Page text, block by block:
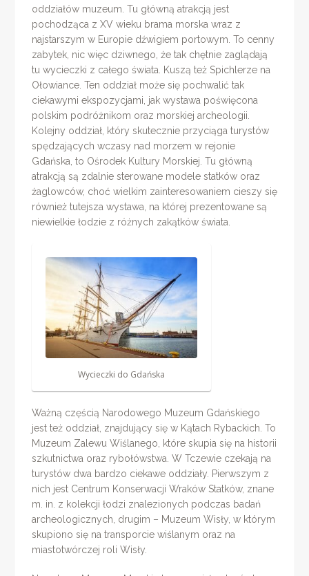
oddziałów muzeum. Tu główną atrakcją jest
pochodząca z XV wieku brama morska wraz z
najstarszym w Europie dźwigiem portowym. To cenny
zabytek, nic więc dziwnego, że tak chętnie zaglądają
tu wycieczki z całego świata. Kuszą też Spichlerze na
Ołowiance. Ten oddział może się pochwalić tak
ciekawymi ekspozycjami, jak wystawa poświęcona
polskim podróżnikom oraz morskiej archeologii.
Kolejny oddział, który skutecznie przyciąga turystów
spędzających wczasy nad morzem w rejonie
Gdańska, to Ośrodek Kultury Morskiej. Tu główną
atrakcją są zdalnie sterowane modele statków oraz
żaglowców, choć wielkim zainteresowaniem cieszy się
również tutejsza wystawa, na której prezentowane są
niewielkie łodzie z różnych zakątków świata.
Wycieczki do Gdańska
Ważną częścią Narodowego Muzeum Gdańskiego
jest też oddział, znajdujący się w Kątach Rybackich. To
Muzeum Zalewu Wiślanego, które skupia się na historii
szkutnictwa oraz rybołówstwa. W Tczewie czekają na
turystów dwa bardzo ciekawe oddziały. Pierwszym z
nich jest Centrum Konserwacji Wraków Statków, znane
m. in. z kolekcji łodzi znalezionych podczas badań
archeologicznych, drugim – Muzeum Wisły, w którym
skupiono się na transporcie wiślanym oraz na
miastotwórczej roli Wisły.